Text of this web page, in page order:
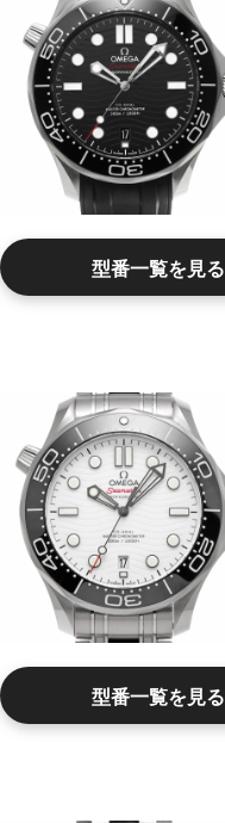
型番一覧を見る
型番一覧を見る